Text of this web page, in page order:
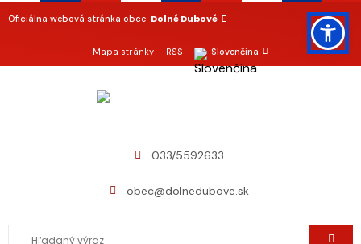
Oficiálna webová stránka obce Dolné Dubové
Mapa stránky RSS Slovenčina
033/5592633
obec@dolnedubove.sk